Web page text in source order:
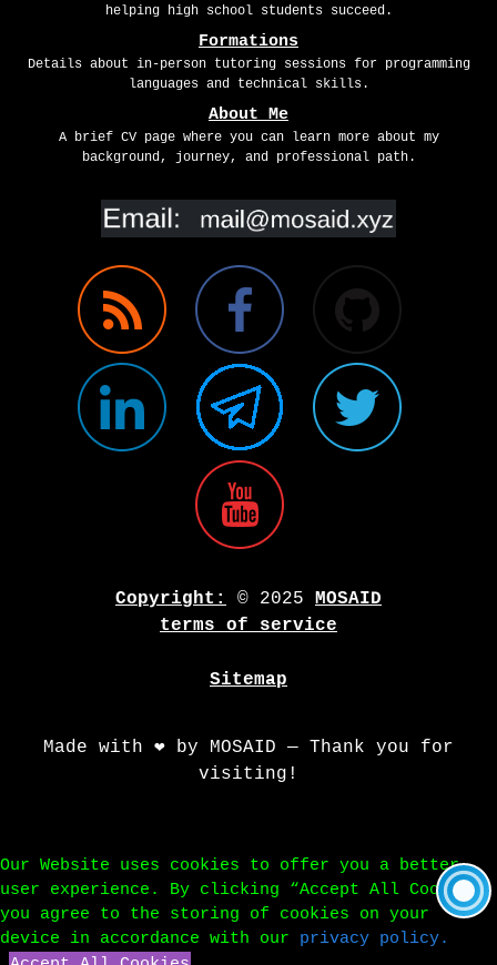
helping high school students succeed.
Formations
Details about in-person tutoring sessions for programming
languages and technical skills.
About Me
A brief CV page where you can learn more about my
background, journey, and professional path.
Copyright: © 2025
MOSAID
terms of service
Sitemap
Made with ❤️ by MOSAID — Thank you for
visiting!
Our Website uses cookies to offer you a better
user experience. By clicking “Accept All Cookies”
you agree to the storing of cookies on your
device in accordance with our privacy policy.